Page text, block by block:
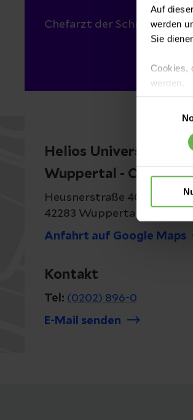
Auf
werden
Sie
Cookies,
werden.
Es steht
nicht
Chefarzt der
Helios
Wuppertal - Campus
Heusnerstraße 40
42283 Wuppertal
Anfahrt auf Google Maps
Kontakt
Tel: (0202) 896-0
E-Mail senden